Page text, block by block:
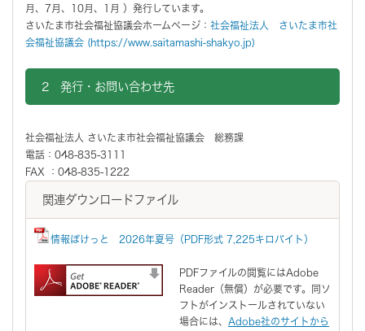
月、7月、10月、1月 ）発行しています。
さいたま市社会福祉協議会ホームページ： 社会福祉法人 さいたま市社
会福祉協議会 (https://www.saitamashi-shakyo.jp)
2 発行・お問い合わせ先
社会福祉法人 さいたま市社会福祉協議会 総務課
電話：048-835-3111
FAX ：048-835-1222
関連ダウンロードファイル
情報ぽけっと 2026年夏号（PDF形式 7,225キロバイト）
PDFファイルの閲覧にはAdobe
Reader（無償）が必要です。同ソ
フトがインストールされていない
場合には、 Adobe社のサイトから